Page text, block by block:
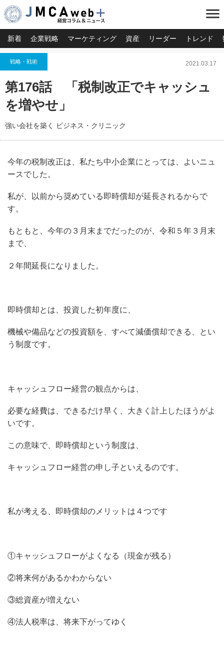
menu
新着 企業戦略 マーケティング 資産 リーダー トレンド
戦略・戦術 2021.03.17
第176話 「税制改正でキャッシュ
を増やせ」
強い会社を築く ビジネス・クリニック
今年の税制改正は、私たち中小企業にとっては、よいニュ
ースでした。
私が、以前から奨めている即時償却が延長されるからで
す。
もともと、今年の３月末までだったのが、令和５年３月末
まで、
２年間延長になりました。
即時償却とは、投資した初年度に、
機械や備品などの投資額を、すべて減価償却できる、とい
う制度です。
キャッシュフロー経営の観点からは、
必要な経費は、できるだけ早く、大きく計上したほうがよ
いです。
この意味で、即時償却という制度は、
キャッシュフロー経営の申し子といえるのです。
私が考える、即時償却のメリットは４つです
①キャッシュフローがよくなる（現金が残る）
②将来何があるかわからない
③総資産が増えない
④法人税率は、将来下がってゆく